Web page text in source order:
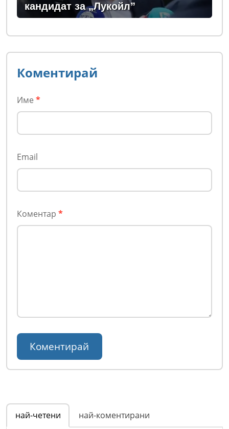
кандидат за „Лукойл”
Коментирай
Име *
Email
Коментар *
най-четени най-коментирани